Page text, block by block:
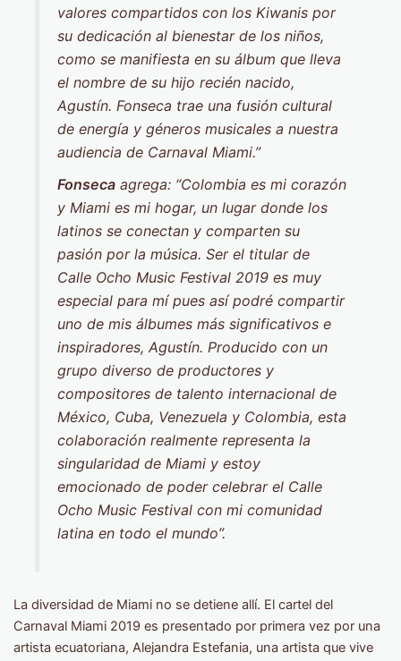
valores compartidos con los Kiwanis por
su dedicación al bienestar de los niños,
como se manifiesta en su álbum que lleva
el nombre de su hijo recién nacido,
Agustín. Fonseca trae una fusión cultural
de energía y géneros musicales a nuestra
audiencia de Carnaval Miami.”
Fonseca agrega: “Colombia es mi corazón
y Miami es mi hogar, un lugar donde los
latinos se conectan y comparten su
pasión por la música. Ser el titular de
Calle Ocho Music Festival 2019 es muy
especial para mí pues así podré compartir
uno de mis álbumes más significativos e
inspiradores, Agustín. Producido con un
grupo diverso de productores y
compositores de talento internacional de
México, Cuba, Venezuela y Colombia, esta
colaboración realmente representa la
singularidad de Miami y estoy
emocionado de poder celebrar el Calle
Ocho Music Festival con mi comunidad
latina en todo el mundo”.
La diversidad de Miami no se detiene allí. El cartel del
Carnaval Miami 2019 es presentado por primera vez por una
artista ecuatoriana, Alejandra Estefania, una artista que vive